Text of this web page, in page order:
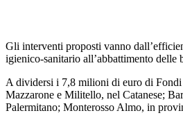
Gli interventi proposti vanno
igienico-sanitario all’abbattimento delle
A dividersi i 7,8 milioni di euro di Fondi
Mazzarone e Militello, nel Catanese;
Palermitano; Monterosso Almo, in